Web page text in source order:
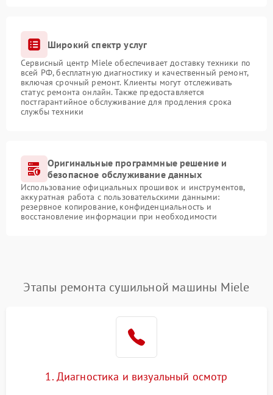
Широкий спектр услуг
Сервисный центр Miele обеспечивает доставку техники по
всей РФ, бесплатную диагностику и качественный ремонт,
включая срочный ремонт. Клиенты могут отслеживать
статус ремонта онлайн. Также предоставляется
постгарантийное обслуживание для продления срока
службы техники
Оригинальные программные решение и
безопасное обслуживание данных
Использование официальных прошивок и инструментов,
аккуратная работа с пользовательскими данными:
резервное копирование, конфиденциальность и
восстановление информации при необходимости
Этапы ремонта сушильной машины Miele
1. Диагностика и визуальный осмотр